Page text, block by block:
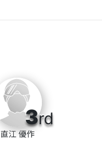
3rd
直江 優作